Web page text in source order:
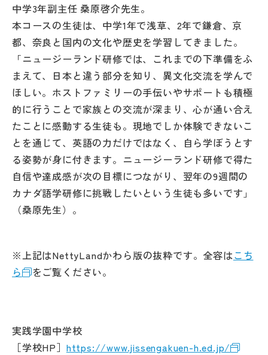
中学3年副主任 桑原啓介先生。
本コースの生徒は、中学1年で浅草、2年で鎌倉、京
都、奈良と国内の文化や歴史を学習してきました。
「ニュージーランド研修では、これまでの下準備をふ
まえて、日本と違う部分を知り、異文化交流を学んで
ほしい。ホストファミリーの手伝いやサポートも積極
的に行うことで家族との交流が深まり、心が通い合え
たことに感動する生徒も。現地でしか体験できないこ
とを通じて、英語の力だけではなく、自ら学ぼうとす
る姿勢が身に付きます。ニュージーランド研修で得た
自信や達成感が次の目標につながり、翌年の9週間の
カナダ語学研修に挑戦したいという生徒も多いです」
（桑原先生）。
※上記はNettyLandかわら版の抜粋です。全容はこち
ら
をご覧ください。
実践学園中学校
［学校HP］ https://www.jissengakuen-h.ed.jp/